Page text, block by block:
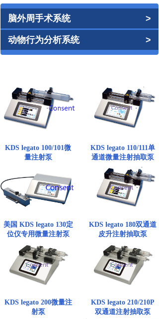
脑外周手术系统 >
动物行为分析系统 >
KDS legato 100/101微
量注射泵
KDS legato 110/111单
通道微量注射抽取泵
美国 KDS legato 130定
位仪专用微量注射泵
KDS legato 180双通道
皮升注射抽取泵
KDS legato 200微量注
射泵
KDS legato 210/210P
双通道注射抽取泵